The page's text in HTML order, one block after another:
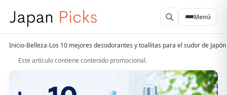
Menú
Inicio›Belleza›Los 10 mejores desodorantes y toallitas para el sudor de
Este artículo contiene contenido promocional.